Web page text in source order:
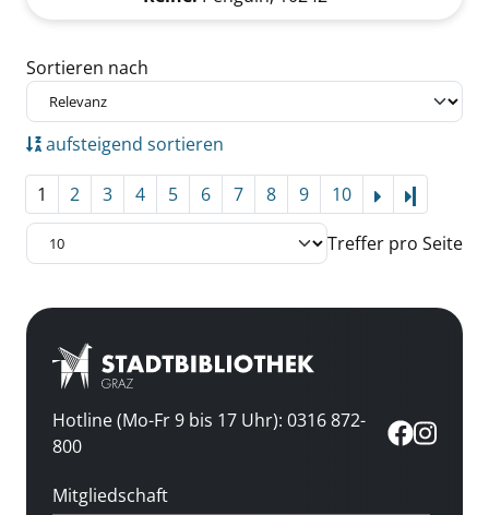
Zu den Suchfiltern springen
Sortieren nach
aufsteigend sortieren
1 2 3 4 5 6 7 8 9 10
Treffer pro Seite
Hotline (Mo-Fr 9 bis 17 Uhr): 0316 872-
800
Mitgliedschaft